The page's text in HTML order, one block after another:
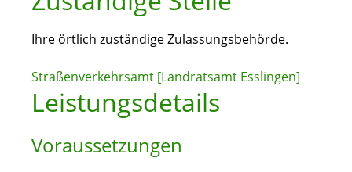
Ihre örtlich zuständige Zulassungsbehörde.
Straßenverkehrsamt [Landratsamt Esslingen]
Leistungsdetails
Voraussetzungen